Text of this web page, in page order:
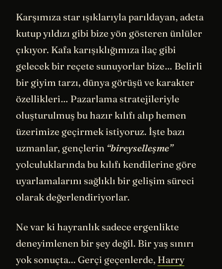
Karşımıza star ışıklarıyla parıldayan, adeta
kutup yıldızı gibi bize yön gösteren ünlüler
çıkıyor. Kafa karışıklığımıza ilaç gibi
gelecek bir reçete sunuyorlar bize… Belirli
bir giyim tarzı, dünya görüşü ve karakter
özellikleri… Pazarlama stratejileriyle
oluşturulmuş bu hazır kılıfı alıp hemen
üzerimize geçirmek istiyoruz. İşte bazı
uzmanlar, gençlerin “bireyselleşme”
yolculuklarında bu kılıfı kendilerine göre
uyarlamalarını sağlıklı bir gelişim süreci
olarak değerlendiriyorlar.
Ne var ki hayranlık sadece ergenlikte
deneyimlenen bir şey değil. Bir yaş sınırı
yok sonuçta... Gerçi geçenlerde, Harry